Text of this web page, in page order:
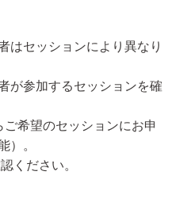
はセッションにより異なり
が参加するセッションを確
希望のセッションにお申
）。
ください。